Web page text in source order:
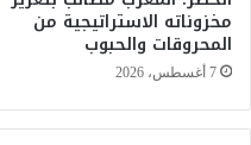
ل
ى
ح
م
م
ة
مخزوناته الاستراتيجية من
المحروقات والحبوب
7 أغسطس، 2026